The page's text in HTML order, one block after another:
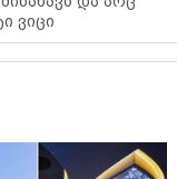
ვიცი